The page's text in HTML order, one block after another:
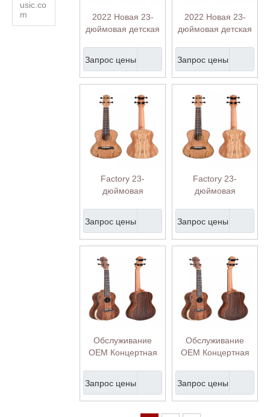
usic.co
m
2022 Новая 23-
дюймовая детская
начинающих
(AU18-23)
Запрос цены
2022 Новая 23-
дюймовая детская
начинающих
(AU18-23)
Запрос цены
Factory 23-
дюймовая
String Ukulele
(AU80AM-23)
Запрос цены
Factory 23-
дюймовая
String Ukulele
(AU80AM-23)
Запрос цены
Обслуживание
OEM Концертная
(AU99AM-23)
Запрос цены
Обслуживание
OEM Концертная
(AU99AM-23)
Запрос цены